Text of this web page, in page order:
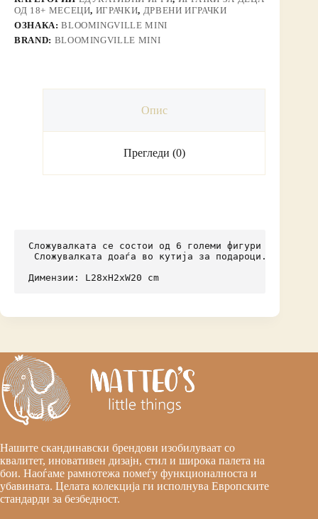
ОД 18+ МЕСЕЦИ, ИГРАЧКИ, ДРВЕНИ ИГРАЧКИ
ОЗНАКА:BLOOMINGVILLE MINI
BRAND: BLOOMINGVILLE MINI
Опис
Прегледи (0)
Сложувалката се состои од 6 големи фигури со кои
Сложувалката доаѓа во кутија за подароци.
Димензии: L28xH2xW20 cm
Нашите скандинавски брендови изобилуваат со
квалитет, иновативен дизајн, стил и широка палета на
бои. Наоѓаме рамнотежа помеѓу функционалноста и
убавината. Целата колекција ги исполнува Европските
стандарди за безбедност.